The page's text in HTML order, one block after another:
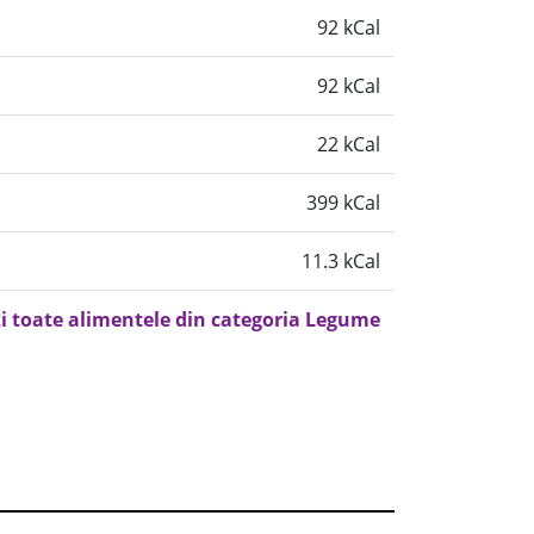
92 kCal
92 kCal
22 kCal
399 kCal
11.3 kCal
toate alimentele din categoria Legume